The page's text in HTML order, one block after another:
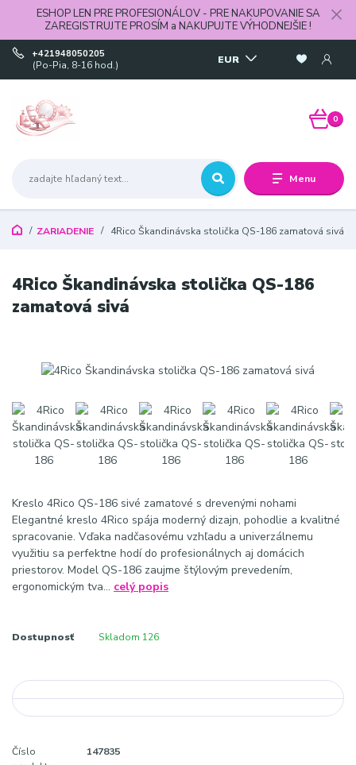
ESHOP LEN PRE PROFESIONÁLOV - PRE NAKUPOVANIE SA
ZAREGISTRUJTE PROSÍM a NAKUPUJTE VÝHODNEJŠIE !
Menu
EUR
+421948050205
(Po-Pia, 8-16 hod.)
0
ZARIADENIE 4Rico Škandinávska stolička QS-186 zamatová sivá
4Rico Škandinávska stolička QS-186
zamatová sivá
Kreslo 4Rico QS-186 sivé zamatové s drevenými nohami
Elegantné kreslo 4Rico spája moderný dizajn, pohodlie a kvalitné
spracovanie. Vďaka nadčasovému vzhľadu a univerzálnemu
využitiu sa perfektne hodí do profesionálnych aj domácich
priestorov. Model QS-186 zaujme štýlovým prevedením,
ergonomickým tva... celý popis
Dostupnosť Skladom 126
Číslo
147835